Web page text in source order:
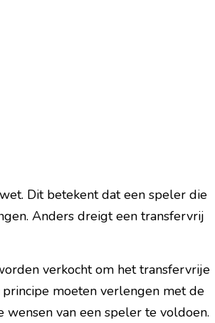
Dit betekent dat een speler die
Anders dreigt een transfervrij
verkocht om het transfervrije
moeten verlengen met de
van een speler te voldoen.